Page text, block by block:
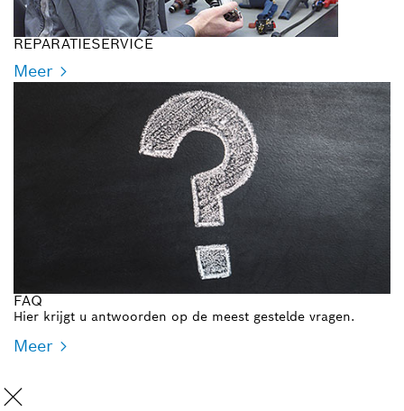
REPARATIESERVICE
Meer
FAQ
Hier krijgt u antwoorden op de meest gestelde vragen.
Meer